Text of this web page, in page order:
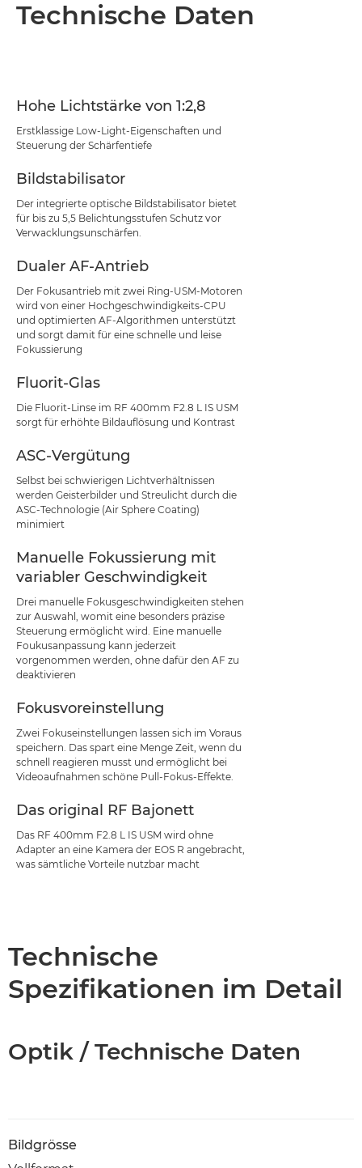
Technische Daten
Hohe Lichtstärke von 1:2,8
Erstklassige Low-Light-Eigenschaften und
Steuerung der Schärfentiefe
Bildstabilisator
Der integrierte optische Bildstabilisator bietet
für bis zu 5,5 Belichtungsstufen Schutz vor
Verwacklungsunschärfen.
Dualer AF-Antrieb
Der Fokusantrieb mit zwei Ring-USM-Motoren
wird von einer Hochgeschwindigkeits-CPU
und optimierten AF-Algorithmen unterstützt
und sorgt damit für eine schnelle und leise
Fokussierung
Fluorit-Glas
Die Fluorit-Linse im RF 400mm F2.8 L IS USM
sorgt für erhöhte Bildauflösung und Kontrast
ASC-Vergütung
Selbst bei schwierigen Lichtverhältnissen
werden Geisterbilder und Streulicht durch die
ASC-Technologie (Air Sphere Coating)
minimiert
Manuelle Fokussierung mit
variabler Geschwindigkeit
Drei manuelle Fokusgeschwindigkeiten stehen
zur Auswahl, womit eine besonders präzise
Steuerung ermöglicht wird. Eine manuelle
Foukusanpassung kann jederzeit
vorgenommen werden, ohne dafür den AF zu
deaktivieren
Fokusvoreinstellung
Zwei Fokuseinstellungen lassen sich im Voraus
speichern. Das spart eine Menge Zeit, wenn du
schnell reagieren musst und ermöglicht bei
Videoaufnahmen schöne Pull-Fokus-Effekte.
Das original RF Bajonett
Das RF 400mm F2.8 L IS USM wird ohne
Adapter an eine Kamera der EOS R angebracht,
was sämtliche Vorteile nutzbar macht
Technische
Spezifikationen im Detail
Optik / Technische Daten
Bildgrösse